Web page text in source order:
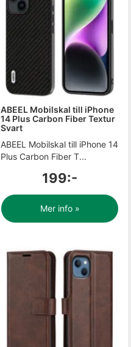
ABEEL Mobilskal till iPhone
14 Plus Carbon Fiber Textur
Svart
ABEEL Mobilskal till iPhone 14
Plus Carbon Fiber T...
199:-
Mer info »